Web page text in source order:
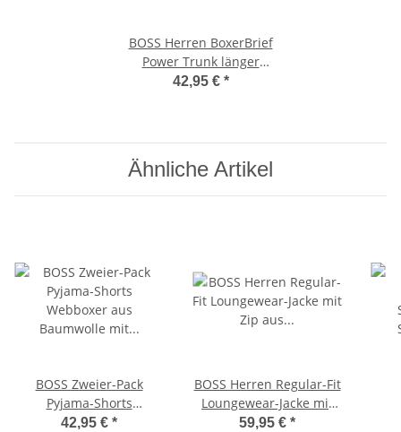
BOSS Herren BoxerBrief
Power Trunk länger
geschnitten Baumwolle
42,95 € *
Ähnliche Artikel
BOSS Zweier-Pack
Pyjama-Shorts
Webboxer aus
42,95 € *
BOSS Herren Regular-Fit
Loungewear-Jacke mit
Zip aus elastischer
59,95 € *